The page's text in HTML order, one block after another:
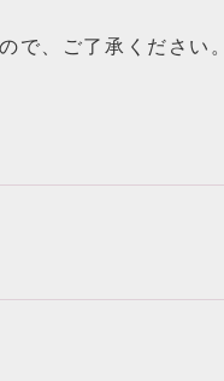
で、ご了承ください。